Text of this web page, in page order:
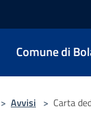
Comune di
> Avvisi > Carta